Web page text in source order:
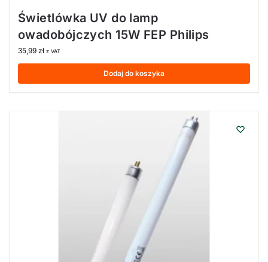
Świetlówka UV do lamp
owadobójczych 15W FEP Philips
35,99 zł z VAT
Dodaj do koszyka